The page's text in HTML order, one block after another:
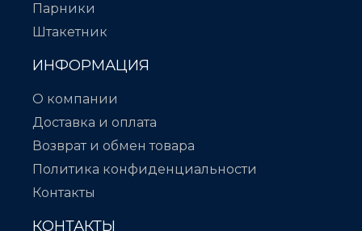
Парники
Штакетник
ИНФОРМАЦИЯ
О компании
Доставка и оплата
Возврат и обмен товара
Политика конфиденциальности
Контакты
КОНТАКТЫ